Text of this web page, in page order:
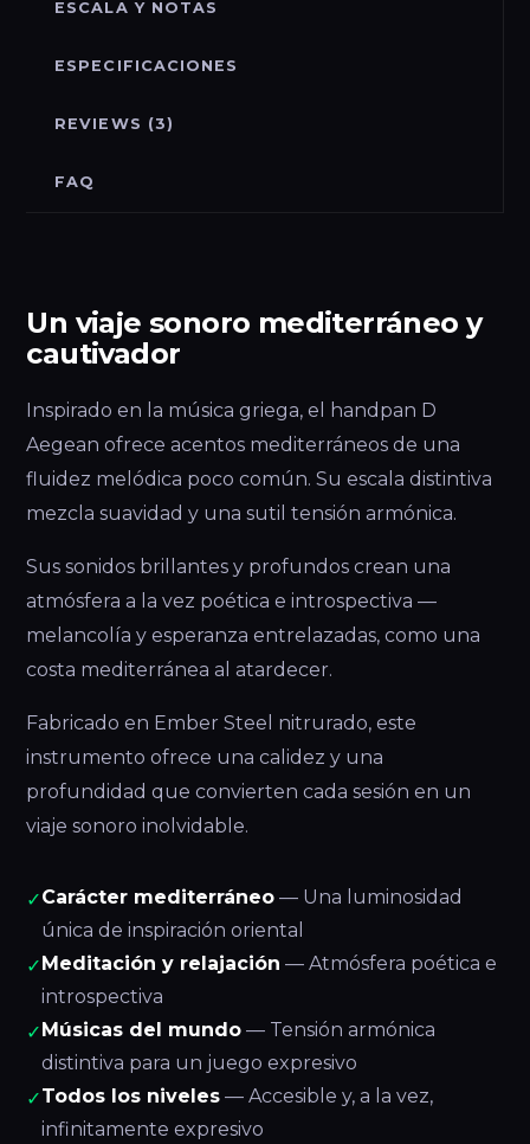
ESCALA Y NOTAS
ESPECIFICACIONES
REVIEWS (3)
FAQ
Un viaje sonoro mediterráneo y
cautivador
Inspirado en la música griega, el handpan D
Aegean ofrece acentos mediterráneos de una
fluidez melódica poco común. Su escala distintiva
mezcla suavidad y una sutil tensión armónica.
Sus sonidos brillantes y profundos crean una
atmósfera a la vez poética e introspectiva —
melancolía y esperanza entrelazadas, como una
costa mediterránea al atardecer.
Fabricado en Ember Steel nitrurado, este
instrumento ofrece una calidez y una
profundidad que convierten cada sesión en un
viaje sonoro inolvidable.
✓Carácter mediterráneo — Una luminosidad
única de inspiración oriental
✓ Meditación y relajación — Atmósfera poética e
introspectiva
✓ Músicas del mundo — Tensión armónica
distintiva para un juego expresivo
✓Todos los niveles — Accesible y, a la vez,
infinitamente expresivo